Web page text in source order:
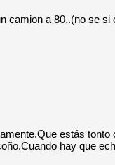
camion a 80..(no se si
estás tonto
hay que